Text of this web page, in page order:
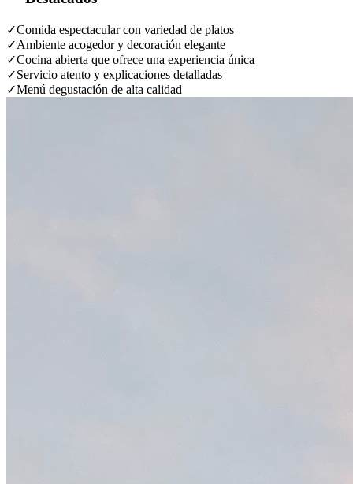
✓Comida espectacular con variedad de platos
✓Ambiente acogedor y decoración elegante
✓Cocina abierta que ofrece una experiencia única
✓Servicio atento y explicaciones detalladas
✓Menú degustación de alta calidad